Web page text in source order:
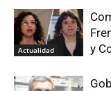
Actualidad
y